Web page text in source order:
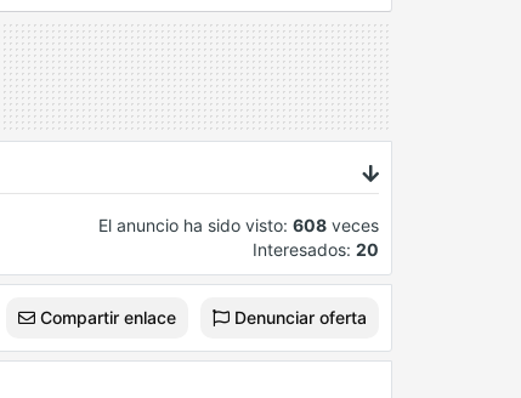
El anuncio ha sido visto: 608 veces
Interesados: 20
Compartir enlace Denunciar oferta